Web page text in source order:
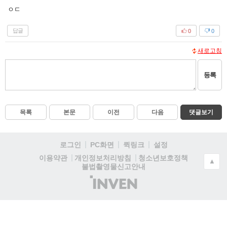
ㅇㄷ
답글 0
0
새로고침
등록
목록 본문 이전 다음 댓글보기
로그인 PC화면 퀵링크
설정
이용약관
개인정보처리방침
청소년보호정책
불법촬영물신고안내
(주)
인
▲